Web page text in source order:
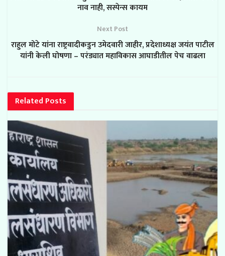
नाव नाही, सस्पेन्स कायम
Next Post
राहुल मोटे यांना राष्ट्रवादीकडुन उमेदवारी जाहीर, प्रदेशाध्यक्ष जयंत पाटील
यांनी केली घोषणा – परंड्यात महाविकास आघाडीतील पेच वाढला
Related Posts